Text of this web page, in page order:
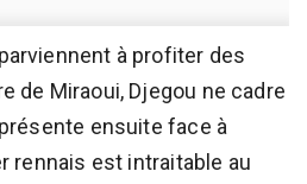
à profiter des
de Miraoui, Djegou ne cadre
ensuite face à
rennais est intraitable au